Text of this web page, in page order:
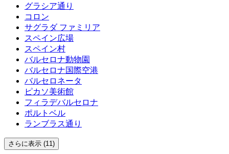
グラシア通り
コロン
サグラダ ファミリア
スペイン広場
スペイン村
バルセロナ動物園
バルセロナ国際空港
バルセロネータ
ピカソ美術館
フィラデバルセロナ
ポルトベル
ランブラス通り
さらに表示 (11)